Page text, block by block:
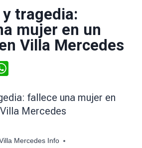
tragedia:
mujer en un
Villa Mercedes
fallece una mujer en
Mercedes
Mercedes Info